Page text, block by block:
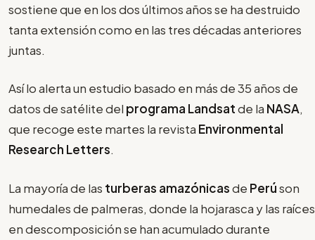
sostiene que en los dos últimos años se ha destruido
tanta extensión como en las tres décadas anteriores
juntas.
Así lo alerta un estudio basado en más de 35 años de
datos de satélite del programa Landsatde la NASA,
que recoge este martes la revista Environmental
Research Letters.
La mayoría de las turberas amazónicasde Perúson
humedales de palmeras, donde la hojarasca y las raíces
en descomposición se han acumulado durante